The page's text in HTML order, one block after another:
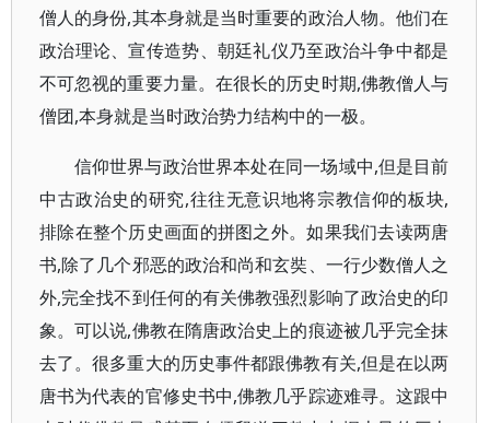
僧人的身份,其本身就是当时重要的政治人物。他们在
政治理论、宣传造势、朝廷礼仪乃至政治斗争中都是
不可忽视的重要力量。在很长的历史时期,佛教僧人与
僧团,本身就是当时政治势力结构中的一极。
信仰世界与政治世界本处在同一场域中,但是目前
中古政治史的研究,往往无意识地将宗教信仰的板块,
排除在整个历史画面的拼图之外。如果我们去读两唐
书,除了几个邪恶的政治和尚和玄奘、一行少数僧人之
外,完全找不到任何的有关佛教强烈影响了政治史的印
象。可以说,佛教在隋唐政治史上的痕迹被几乎完全抹
去了。很多重大的历史事件都跟佛教有关,但是在以两
唐书为代表的官修史书中,佛教几乎踪迹难寻。这跟中